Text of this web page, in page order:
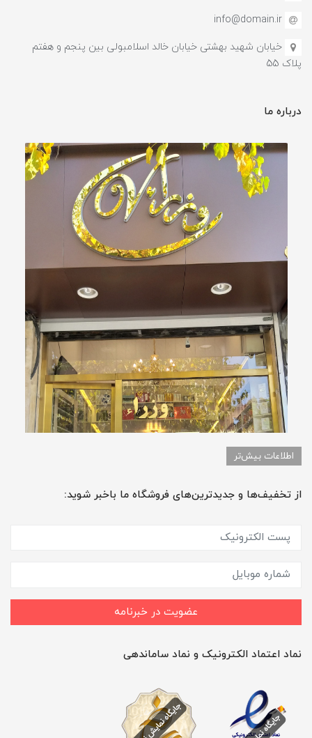
info@domain.ir
خیابان شهید بهشتی خیابان خالد اسلامبولی بین پنجم و هفتم
پلاک 55
درباره ما
اطلاعات بیش‌تر
از تخفیف‌ها و جدیدترین‌های فروشگاه ما باخبر شوید:
عضویت در خبرنامه
نماد اعتماد الکترونیک و نماد ساماندهی